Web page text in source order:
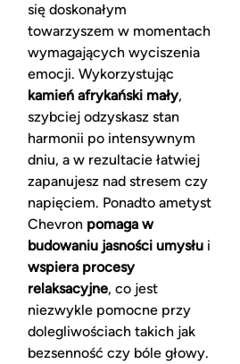
się doskonałym
towarzyszem w momentach
wymagających wyciszenia
emocji. Wykorzystując
kamień afrykański mały,
szybciej odzyskasz stan
harmonii po intensywnym
dniu, a w rezultacie łatwiej
zapanujesz nad stresem czy
napięciem. Ponadto ametyst
Chevron pomaga w
budowaniu jasności umysłui
wspiera procesy
relaksacyjne, co jest
niezwykle pomocne przy
dolegliwościach takich jak
bezsenność czy bóle głowy.